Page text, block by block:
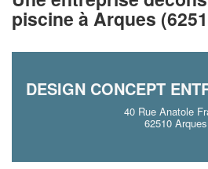
piscine à Arques
DESIGN CONCEPT
40 Rue Anatole
62510 Arques